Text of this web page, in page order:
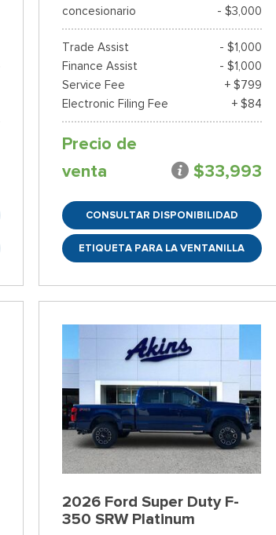
concesionario
- $3,000
Trade Assist
- $1,000
Finance Assist
- $1,000
Service Fee
+ $799
Electronic Filing Fee
+ $84
Precio de
venta
$33,993
CONSULTAR DISPONIBILIDAD
ETIQUETA PARA LA VENTANILLA
2026 Ford Super Duty F-
350 SRW Platinum